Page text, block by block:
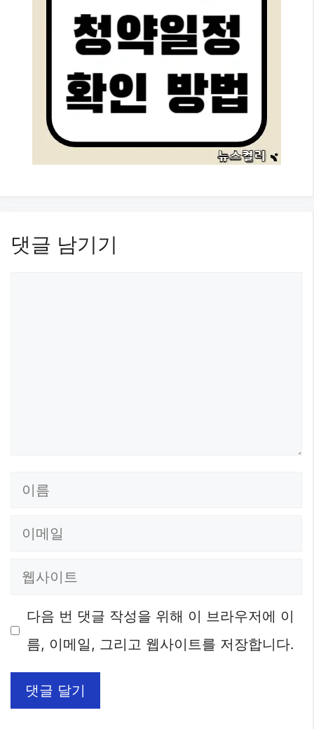
댓글 남기기
이
이
웹
이
다음 번 댓글 작성을 위해 이 브라우저에 이
름, 이메일, 그리고 웹사이트를 저장합니다.